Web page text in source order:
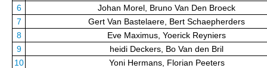
6
Johan Morel, Bruno Van Den Broeck
7
Gert Van Bastelaere, Bert Schaepherders
8
Eve Maximus, Yoerick Reyniers
9
heidi Deckers, Bo Van den Bril
10
Yoni Hermans, Florian Peeters